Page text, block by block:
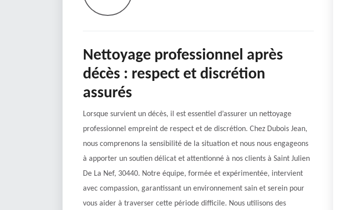
Nettoyage professionnel après
décès : respect et discrétion
assurés
Lorsque survient un décès, il est essentiel d’assurer un nettoyage
professionnel empreint de respect et de discrétion. Chez Dubois Jean,
nous comprenons la sensibilité de la situation et nous nous engageons
à apporter un soutien délicat et attentionné à nos clients à Saint Julien
De La Nef, 30440. Notre équipe, formée et expérimentée, intervient
avec compassion, garantissant un environnement sain et serein pour
vous aider à traverser cette période difficile. Nous utilisons des